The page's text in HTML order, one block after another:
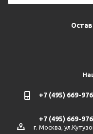
+7 (495) 669-
+7 (495) 669-
г. Москва,